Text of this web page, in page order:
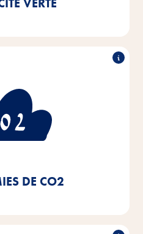
VERTE
DE CO2
verte et au passage à
de proximité et à des
de nos installations de
d'un éclairage LED,
2020.